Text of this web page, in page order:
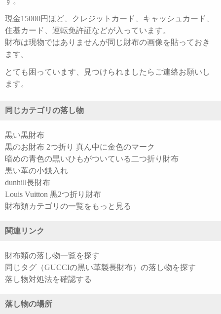
現金15000円ほど、クレジットカード、キャッシュカード、
住基カード、運転免許証などが入っています。
財布は現物ではありませんが同じ財布の画像を貼っておき
ます。
とても困っています、見つけられましたらご連絡お願いし
ます。
同じカテゴリの落し物
黒い黒財布
黒のお財布 2つ折り 真ん中に金色のマーク
暗めの青色の黒いひもがついている二つ折り財布
黒い革の小銭入れ
dunhill長財布
Louis Vuitton 黒2つ折り財布
財布類カテゴリの一覧をもっと見る
関連リンク
財布類の落し物一覧を探す
同じタグ（GUCCIの黒い革製長財布）の落し物を探す
落し物対処法を確認する
落し物の場所